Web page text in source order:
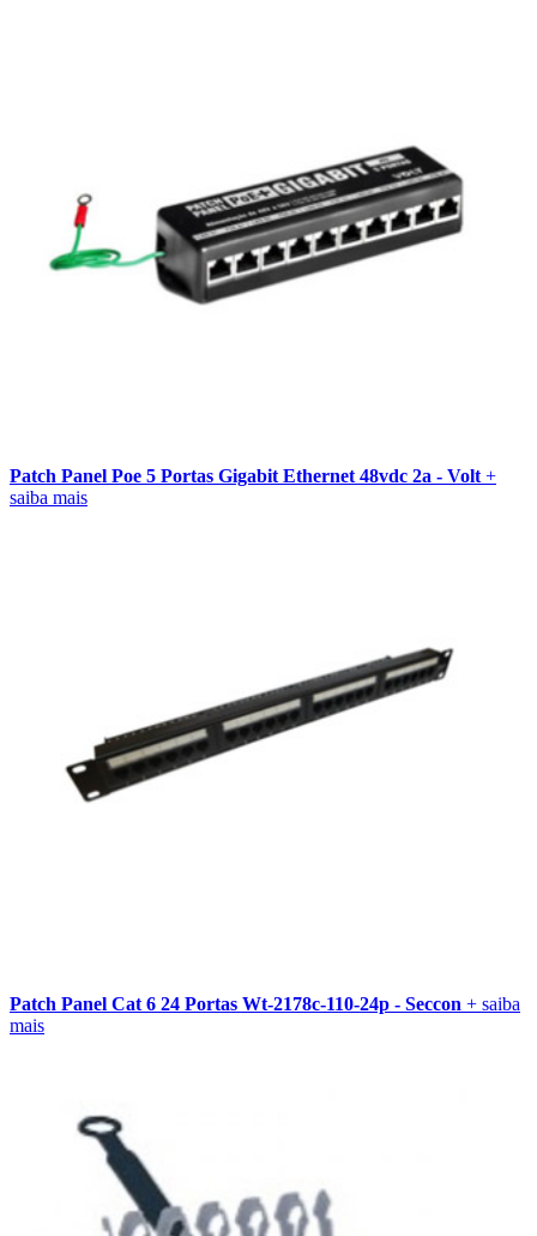
Patch Panel Poe 5 Portas Gigabit Ethernet 48vdc 2a - Volt +
saiba mais
Patch Panel Cat 6 24 Portas Wt-2178c-110-24p - Seccon + saiba
mais